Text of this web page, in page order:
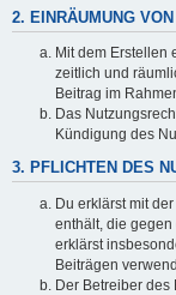
2. EINRÄUMUNG
Mit dem Erstellen
zeitlich und
Beitrag im
Das
Kündigung des
3. PFLICHTEN DES
Du erklärst mit
enthält, die
erklärst
Beiträgen
Der Betreiber des